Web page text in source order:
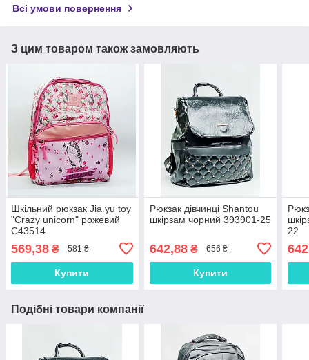
Всі умови повернення
З цим товаром також замовляють
Шкільний рюкзак Jia yu toy
"Crazy unicorn" рожевий
C43514
569,38 ₴ 581 ₴
Купити
Рюкзак дівчинці Shantou
шкірзам чорний 393901-25
642,88₴ 656 ₴
Купити
22
Подібні товари компанії